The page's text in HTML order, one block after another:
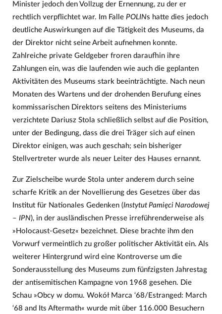
Minister jedoch den Vollzug der Ernennung, zu der er
rechtlich verpflichtet war. Im Falle POLINs hatte dies jedoch
deutliche Auswirkungen auf die Tätigkeit des Museums, da
der Direktor nicht seine Arbeit aufnehmen konnte.
Zahlreiche private Geldgeber froren daraufhin ihre
Zahlungen ein, was die laufenden wie auch die geplanten
Aktivitäten des Museums stark beeinträchtigte. Nach neun
Monaten des Wartens und der drohenden Berufung eines
kommissarischen Direktors seitens des Ministeriums
verzichtete Dariusz Stola schließlich selbst auf die Position,
unter der Bedingung, dass die drei Träger sich auf einen
Direktor einigen, was auch geschah; sein bisheriger
Stellvertreter wurde als neuer Leiter des Hauses ernannt.
Zur Zielscheibe wurde Stola unter anderem durch seine
scharfe Kritik an der Novellierung des Gesetzes über das
Institut für Nationales Gedenken (Instytut Pamięci Narodowej
– IPN), in der ausländischen Presse irreführenderweise als
»Holocaust-Gesetz« bezeichnet. Diese brachte ihm den
Vorwurf vermeintlich zu großer politischer Aktivität ein. Als
weiterer Hintergrund wird eine Kontroverse um die
Sonderausstellung des Museums zum fünfzigsten Jahrestag
der antisemitischen Kampagne von 1968 gesehen. Die
Schau »Obcy w domu. Wokół Marca ‘68/Estranged: March
‘68 and Its Aftermath« wurde mit über 116.000 Besuchern